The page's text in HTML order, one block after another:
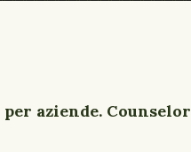
aziende. Counselor